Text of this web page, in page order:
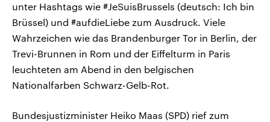
unter Hashtags wie #JeSuisBrussels (deutsch: Ich bin
Brüssel) und #aufdieLiebe zum Ausdruck. Viele
Wahrzeichen wie das Brandenburger Tor in Berlin, der
Trevi-Brunnen in Rom und der Eiffelturm in Paris
leuchteten am Abend in den belgischen
Nationalfarben Schwarz-Gelb-Rot.
Bundesjustizminister Heiko Maas (SPD) rief zum